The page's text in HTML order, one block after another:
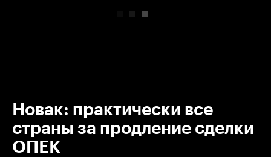
Новак: практически все
страны за продление сделки
ОПЕК